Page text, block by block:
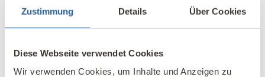
Zustimmung Details Über Cookies
Diese Webseite verwendet Cookies
Wir verwenden Cookies, um Inhalte und Anzeigen zu
Elektrosmog & Radioaktivität & Licht